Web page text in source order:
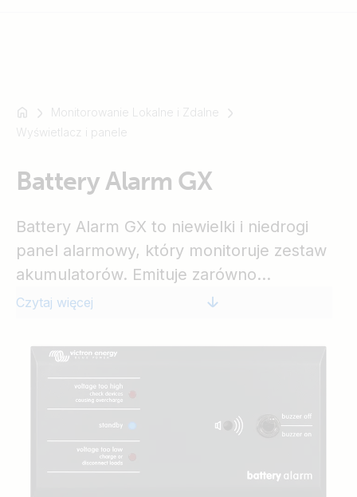
przykład
Multiplus-
SmartShunt
Monitorowanie Lokalne i Zdalne
Wyświetlacz i panele
Battery Alarm GX
Battery Alarm GX to niewielki i niedrogi
panel alarmowy, który monitoruje zestaw
akumulatorów. Emituje zarówno
dźwiękowe jak wzrokowe sygnały
bezprądowych w stycznikach zwiernych i
można programować przełącznikami DIP.
Więcej informacji znajduje się w instrukcji.
Czytaj więcej